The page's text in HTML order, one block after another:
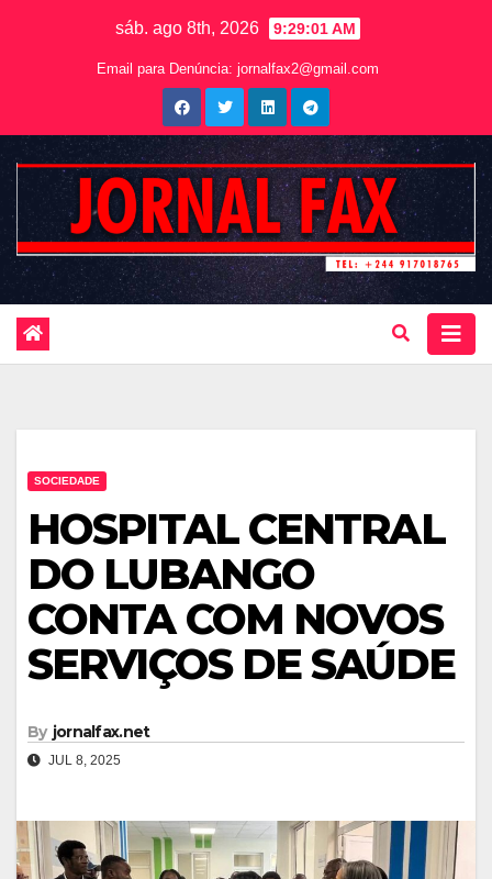
sáb. ago 8th, 2026 9:29:02 AM
Email para Denúncia: jornalfax2@gmail.com
SOCIEDADE
HOSPITAL CENTRAL
DO LUBANGO
CONTA COM NOVOS
SERVIÇOS DE SAÚDE
By jornalfax.net
JUL 8, 2025